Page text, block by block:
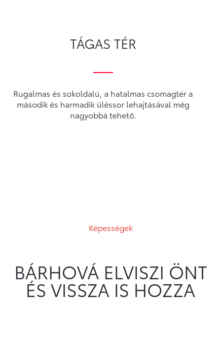
TÁGAS TÉR
Rugalmas és sokoldalú, a hatalmas csomagtér a
második és harmadik üléssor lehajtásával még
nagyobbá tehető.
Képességek
BÁRHOVÁ ELVISZI ÖNT
ÉS VISSZA IS HOZZA